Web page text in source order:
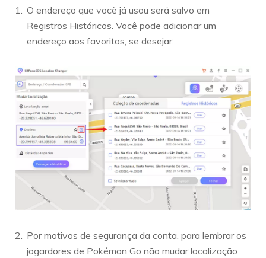
O endereço que você já usou será salvo em
Registros Históricos. Você pode adicionar um
endereço aos favoritos, se desejar.
Por motivos de segurança da conta, para lembrar os
jogardores de Pokémon Go não mudar localização